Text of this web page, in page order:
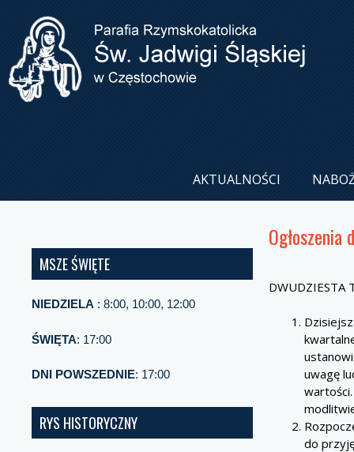
AKTUALNOŚCI
MSZE ŚWIĘTE
NIEDZIELA : 8:00, 10:00, 12:00
ŚWIĘTA: 17:00
DNI POWSZEDNIE: 17:00
RYS HISTORYCZNY
DWUDZIESTA
uwagę
do